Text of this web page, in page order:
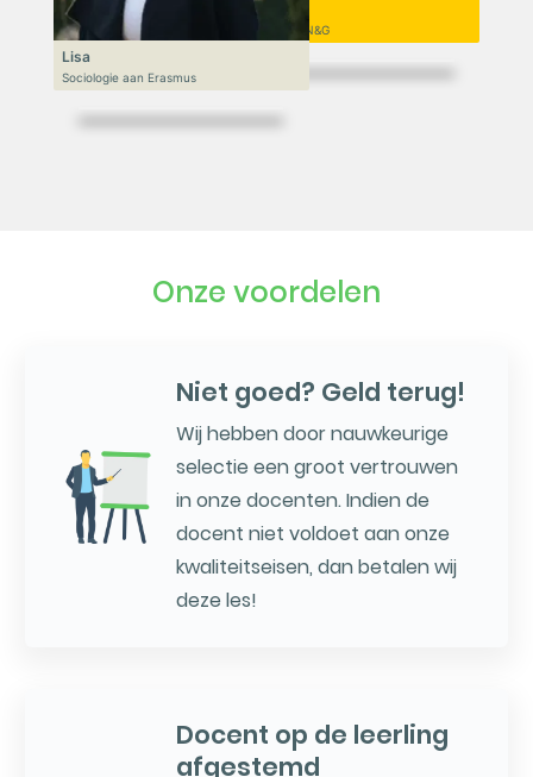
Niek
VWO 6, N&T/N&G
Lisa
Sociologie aan Erasmus
Onze voordelen
Niet goed? Geld terug!
Wij hebben door nauwkeurige
selectie een groot vertrouwen
in onze docenten. Indien de
docent niet voldoet aan onze
kwaliteitseisen, dan betalen wij
deze les!
Docent op de leerling
afgestemd